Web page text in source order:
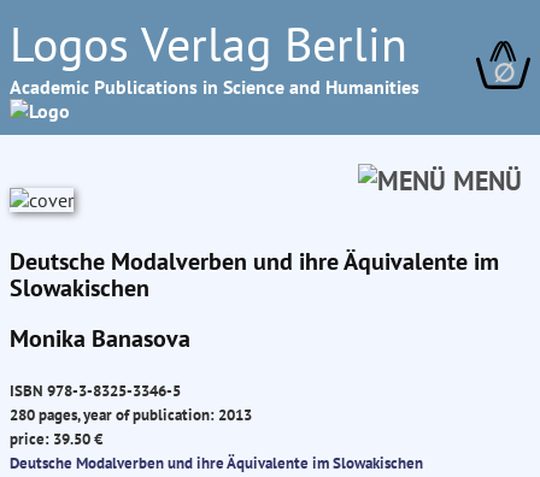
Logos Verlag Berlin
Academic Publications in Science and Humanities ∅
MENÜ
Deutsche Modalverben und ihre Äquivalente im
Slowakischen
Monika Banasova
ISBN 978-3-8325-3346-5
280 pages, year of publication: 2013
price: 39.50 €
Deutsche Modalverben und ihre Äquivalente im Slowakischen